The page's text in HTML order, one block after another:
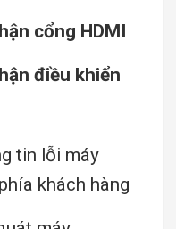
cổng HDMI
điều khiển
tin lỗi máy
khách hàng